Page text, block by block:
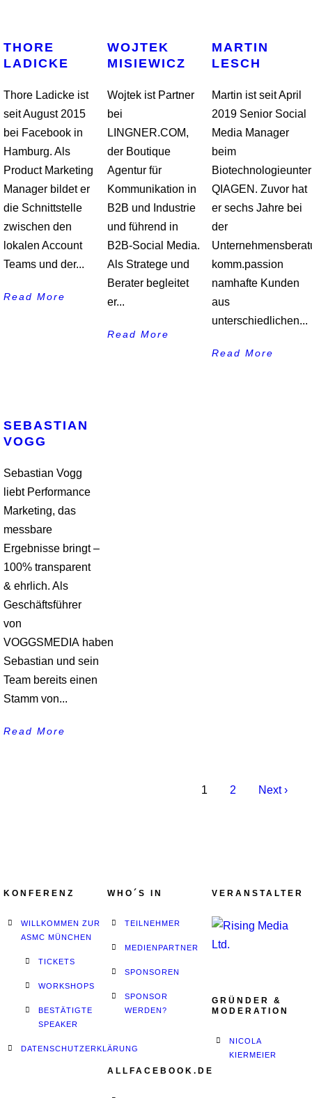
THORE
LADICKE
Thore Ladicke ist
seit August 2015
bei Facebook in
Hamburg. Als
Product Marketing
Manager bildet er
die Schnittstelle
zwischen den
lokalen Account
Teams und der...
Read More
WOJTEK
MISIEWICZ
Wojtek ist Partner
bei
LINGNER.COM,
der Boutique
Agentur für
Kommunikation in
B2B und Industrie
und führend in
B2B-Social Media.
Als Stratege und
Berater begleitet
er...
Read More
MARTIN
LESCH
Martin ist seit April
2019 Senior Social
Media Manager
beim
QIAGEN. Zuvor hat
er sechs Jahre bei
der
komm.passion
namhafte Kunden
aus
unterschiedlichen...
Read More
SEBASTIAN
VOGG
Sebastian Vogg
liebt Performance
Marketing, das
messbare
Ergebnisse bringt –
100% transparent
& ehrlich. Als
Geschäftsführer
von
VOGGSMEDIA haben
Sebastian und sein
Team bereits einen
Stamm von...
Read More
1 2 Next ›
KONFERENZ
WILLKOMMEN ZUR
ASMC MÜNCHEN
TICKETS
WORKSHOPS
BESTÄTIGTE
SPEAKER
DATENSCHUTZERKLÄRUNG
WHO´S IN
TEILNEHMER
MEDIENPARTNER
SPONSOREN
SPONSOR
WERDEN?
ALLFACEBOOK.DE
VERANSTALTER
GRÜNDER &
MODERATION
NICOLA
KIERMEIER